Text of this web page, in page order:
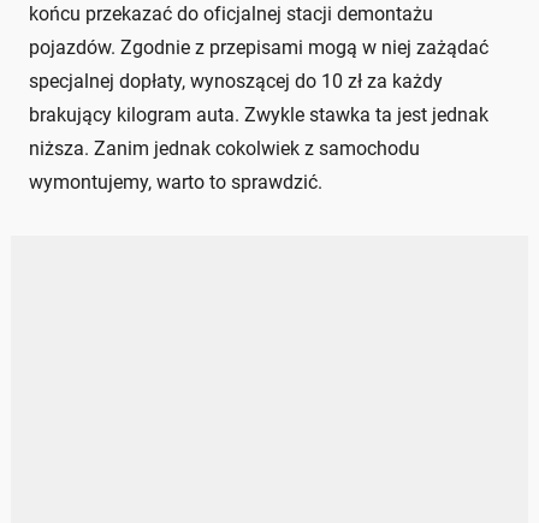
końcu przekazać do oficjalnej stacji demontażu
pojazdów. Zgodnie z przepisami mogą w niej zażądać
specjalnej dopłaty, wynoszącej do 10 zł za każdy
brakujący kilogram auta. Zwykle stawka ta jest jednak
niższa. Zanim jednak cokolwiek z samochodu
wymontujemy, warto to sprawdzić.